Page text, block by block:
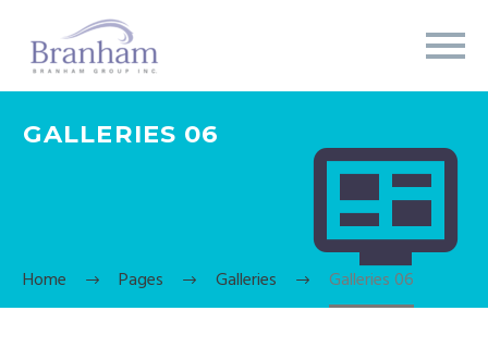


GALLERIES 06
Home Pages Galleries Galleries 06